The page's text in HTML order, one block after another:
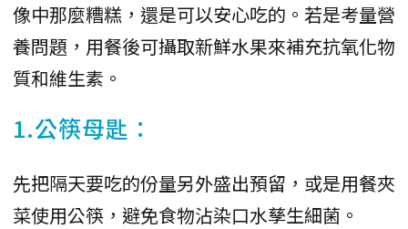
像中那麼糟糕，還是可以安心吃的。若是考量營
養問題，用餐後可攝取新鮮水果來補充抗氧化物
質和維生素。
1.公筷母匙：
先把隔天要吃的份量另外盛出預留，或是用餐夾
菜使用公筷，避免食物沾染口水孳生細菌。